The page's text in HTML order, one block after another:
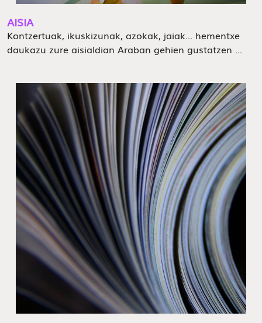
AISIA
Kontzertuak, ikuskizunak, azokak, jaiak... hementxe
daukazu zure aisialdian Araban gehien gustatzen ...